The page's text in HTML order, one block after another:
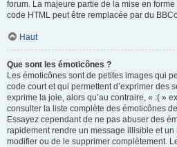
forum. La majeure partie de la mise en
code HTML peut être remplacée par du
Haut
Que sont les émoticônes ?
Les émoticônes sont de petites images qui
code court et qui permettent d’exprimer des
exprime la joie, alors qu’au contraire, « :( »
consulter la liste complète des émoticônes
Essayez cependant de ne pas abuser des
rapidement rendre un message illisible et
modifier ou de le supprimer complètement.